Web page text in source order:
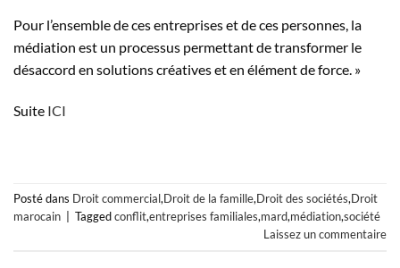
Pour l’ensemble de ces entreprises et de ces personnes, la
médiation est un processus permettant de transformer le
désaccord en solutions créatives et en élément de force. »
Suite ICI
Posté dans Droit commercial,Droit de la famille,Droit des sociétés,Droit
marocain
Taggedconflit,entreprises familiales,mard,médiation,société
Laissez un commentaire